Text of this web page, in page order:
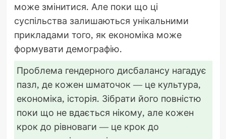
може змінитися. Але поки що ці
суспільства залишаються унікальними
прикладами того, як економіка може
формувати демографію.
Проблема гендерного дисбалансу нагадує
пазл, де кожен шматочок — це культура,
економіка, історія. Зібрати його повністю
поки що не вдається нікому, але кожен
крок до рівноваги — це крок до